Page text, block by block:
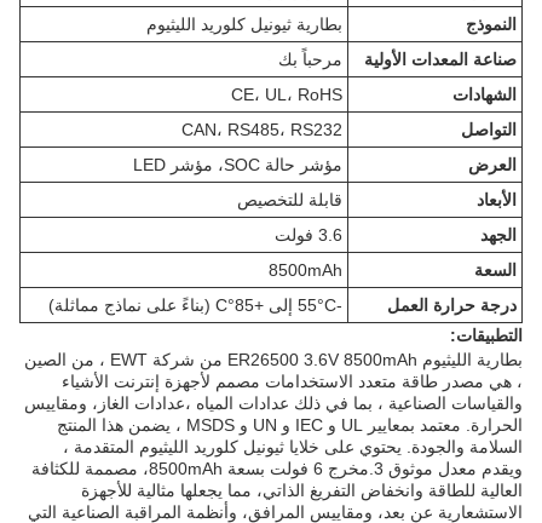
النموذج
بطارية ثيونيل كلوريد الليثيوم
صناعة المعدات الأولية
مرحباً بك
الشهادات
CE، UL، RoHS
التواصل
CAN، RS485، RS232
العرض
مؤشر حالة SOC، مؤشر LED
الأبعاد
قابلة للتخصيص
الجهد
3.6 فولت
السعة
8500mAh
درجة حرارة العمل
-55°C إلى +85°C (بناءً على نماذج مماثلة)
التطبيقات:
بطارية الليثيوم ER26500 3.6V 8500mAh من شركة EWT ، من الصين
، هي مصدر طاقة متعدد الاستخدامات مصمم لأجهزة إنترنت الأشياء
والقياسات الصناعية ، بما في ذلك عدادات المياه ،عدادات الغاز، ومقاييس
الحرارة. معتمد بمعايير UL و IEC و UN و MSDS ، يضمن هذا المنتج
السلامة والجودة. يحتوي على خلايا ثيونيل كلوريد الليثيوم المتقدمة ،
ويقدم معدل موثوق 3.مخرج 6 فولت بسعة 8500mAh، مصممة للكثافة
العالية للطاقة وانخفاض التفريغ الذاتي، مما يجعلها مثالية للأجهزة
الاستشعارية عن بعد، ومقاييس المرافق، وأنظمة المراقبة الصناعية التي